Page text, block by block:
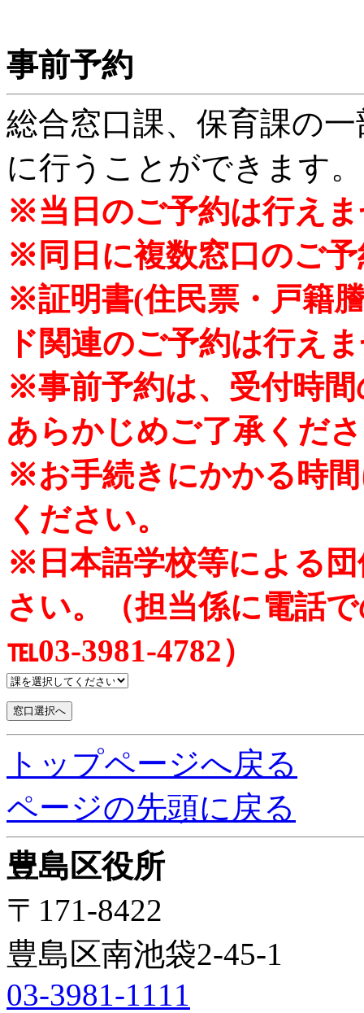
事前予約
総合窓口課、保育課の
に行うことができます。
※当日のご予約は行え
※同日に複数窓口のご
※証明書(住民票・戸籍
ド関連のご予約は行え
※事前予約は、受付時
あらかじめご了承くだ
※お手続きにかかる時
ください。
※日本語学校等による
さい。（担当係に電話
℡03-3981-4782）
トップページへ戻る
ページの先頭に戻る
豊島区役所
〒171-8422
豊島区南池袋2-45-1
03-3981-1111